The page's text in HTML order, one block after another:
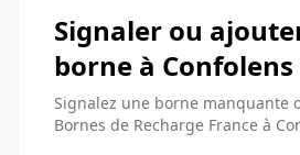
Signaler ou
borne à Confolens
Signalez une borne manquante
Bornes de Recharge France à